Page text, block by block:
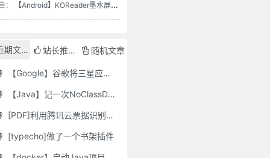
： 【Android】KOReader墨水屏用阅读器
期文章 站长推荐 随机文章
【Google】谷歌将三星应用程序标记为“有害”，并要求用户删除它们
【Java】记一次NoClassDefFoundError错误修复
[PDF]利用腾讯云票据识别接口自动修改PDF文件名
[typecho]做了一个书架插件